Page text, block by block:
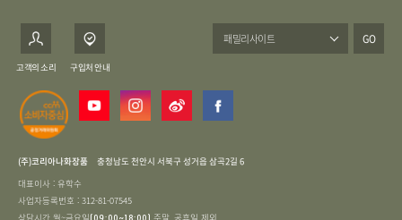
고객의 소리 구입처 안내
GO
(주)코리아나화장품
충청남도 천안시 서북구 성거읍 삼곡2길 6
대표이사 : 유학수
사업자등록번호 : 312-81-07545